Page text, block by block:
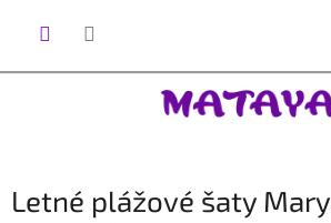
Letné plážové šaty Mary